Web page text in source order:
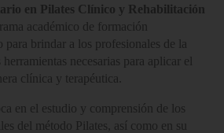
en Pilates Clínico y Rehabilitación
académico de formación
para brindar a los profesionales de la
necesarias para aplicar el
clínica y terapéutica.
en el estudio y comprensión de los
del método Pilates, así como en su